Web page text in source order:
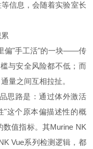
信息，会随着实验室长
偏"手工活"的一块——传
与安全风险都不低；而
量之间互相拉扯。
思路是：通过体外激活
"这个原本偏描述性的概
值指标。其Murine NK
Vue系列检测逻辑，都